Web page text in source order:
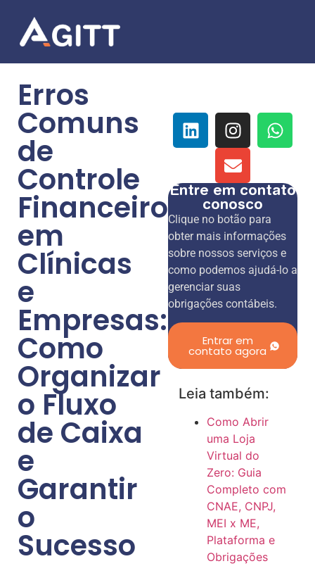
Erros
Comuns
de
Controle
Financeiro
em
Clínicas
e
Empresas:
Como
Organizar
o Fluxo
de Caixa
e
Garantir
o
Sucesso
Entre em contato
conosco
Clique no botão para
obter mais informações
sobre nossos serviços e
como podemos ajudá-lo a
gerenciar suas
obrigações contábeis.
Entrar em
contato agora
Leia também:
Como Abrir
uma Loja
Virtual do
Zero: Guia
Completo com
CNAE, CNPJ,
MEI x ME,
Plataforma e
Obrigações